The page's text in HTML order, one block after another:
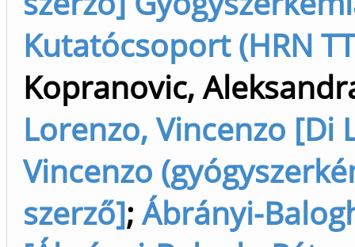
Kutatócsoport (HRN
Kopranovic,
Lorenzo, Vincenzo [Di
Vincenzo
szerző];Ábrányi-